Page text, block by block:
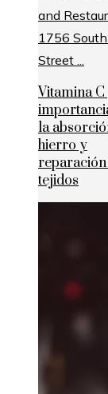
Vitamina C
la
hierro y
tejidos